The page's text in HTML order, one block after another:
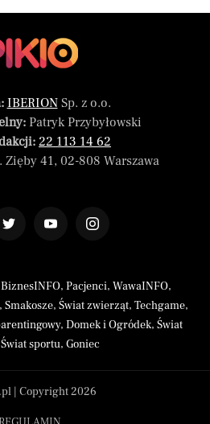
IBERIONSp. z o.o.
Patryk Przybyłowski
22 113 14 62
41, 02-808 Warszawa
BiznesINFO, Pacjenci, WawaINFO,
, Smakosze, Świat zwierząt, Techgame,
, Domek i Ogródek, Świat
Świat sportu, Goniec
| Copyright 2026